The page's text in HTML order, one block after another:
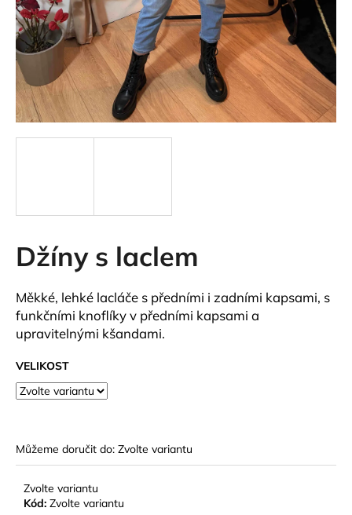
Džíny s laclem
Měkké, lehké lacláče s předními i zadními kapsami, s
funkčními knoflíky v předními kapsami a
upravitelnými kšandami.
VELIKOST
Můžeme doručit do: Zvolte variantu
Zvolte variantu
Kód: Zvolte variantu
a
j
í
t
?
D
o
o
r
u
u
j
e
e